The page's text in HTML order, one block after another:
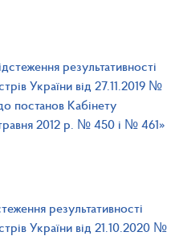
результативності
України від 27.11.2019 №
постанов Кабінету
травня 2012 р. № 450 і № 461»
результативності
України від 21.10.2020 №